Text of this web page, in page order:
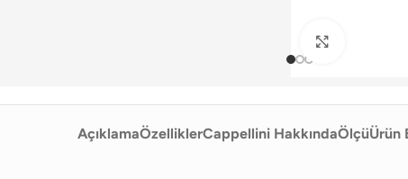
AçıklamaÖzelliklerCappellini HakkındaÖlçüÜrün